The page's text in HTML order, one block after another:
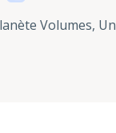
Volumes,